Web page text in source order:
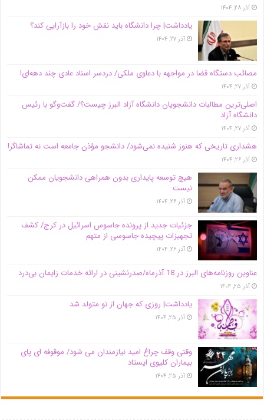
آذر ۲۸, ۱۴۰۴
یادداشت| چرا دانشگاه باید نقش خود را بازآرایی کند؟
آذر ۲۷, ۱۴۰۴
مصائب دستگاه قضا در مواجهه با دعاوی ملکی/ دردسر اسناد عادی چند‌ دهه‌ای!
آذر ۲۷, ۱۴۰۴
اصلی‌ترین مطالبات دانشجویان دانشگاه آزاد البرز چیست؟/ گفت‌وگو با رئیس
دانشگاه آز‌اد
آذر ۲۷, ۱۴۰۴
هشداری تاریخی که هنوز شنیده نمی‌شود/ دانشجو مؤذن جامعه است نه تماشاگر!
آذر ۲۶, ۱۴۰۴
هیچ توسعه پایداری بدون همراهی دانشجویان ممکن
نیست
آذر ۲۶, ۱۴۰۴
جزئیات جدید از پرونده جاسوس اسرائیل در کرج/‌ کشف
تجهیزات پیچیده جاسوسی از متهم
آذر ۲۶, ۱۴۰۴
عناوین روزنامه‌های البرز در ‌18 آذرماه/صدرنشینی در ارائه خدمات زایمان بی‌درد
آذر ۲۵, ۱۴۰۴
یادداشت| روزی که جهان از نو متولد شد
آذر ۲۵, ۱۴۰۴
وقتی وقف چراغ امید نیازمندان می شود/ موقوفه ای پای
بیماران کلیوی ایستاد
آذر ۲۵, ۱۴۰۴